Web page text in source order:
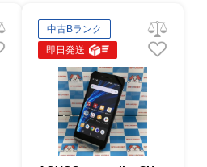
中古Bランク
即日発送